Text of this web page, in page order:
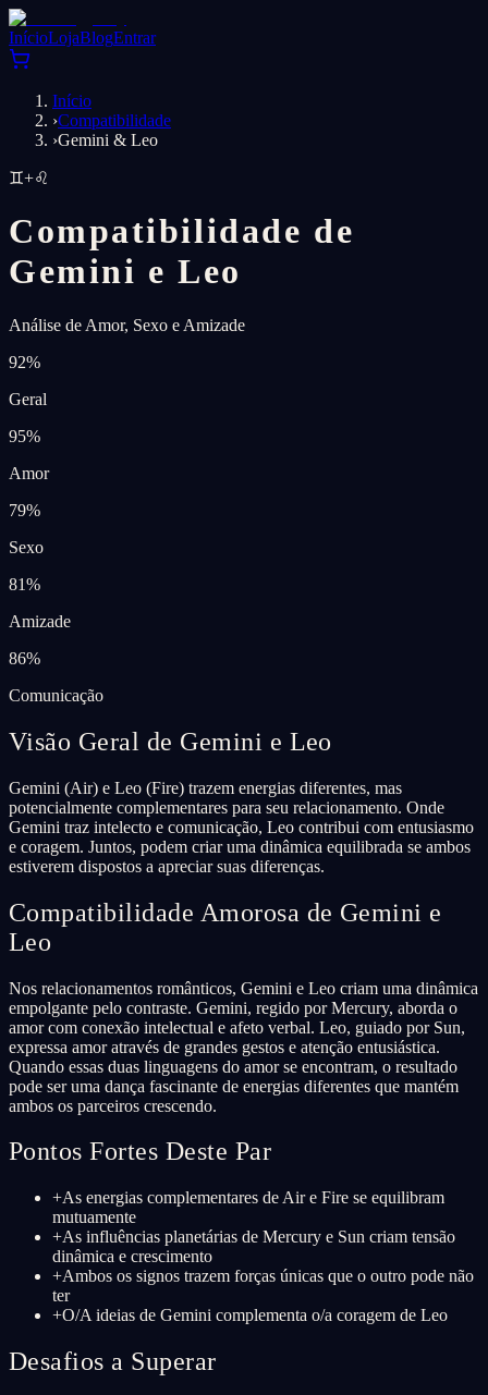
InícioLojaBlogEntrar
Início
›Compatibilidade
›Gemini & Leo
♊+♌
Compatibilidade de
Gemini e Leo
Análise de Amor, Sexo e Amizade
92%
Geral
95%
Amor
79%
Sexo
81%
Amizade
86%
Comunicação
Visão Geral de Gemini e Leo
Gemini (Air) e Leo (Fire) trazem energias diferentes, mas
potencialmente complementares para seu relacionamento. Onde
Gemini traz intelecto e comunicação, Leo contribui com entusiasmo
e coragem. Juntos, podem criar uma dinâmica equilibrada se ambos
estiverem dispostos a apreciar suas diferenças.
Compatibilidade Amorosa de Gemini e
Leo
Nos relacionamentos românticos, Gemini e Leo criam uma dinâmica
empolgante pelo contraste. Gemini, regido por Mercury, aborda o
amor com conexão intelectual e afeto verbal. Leo, guiado por Sun,
expressa amor através de grandes gestos e atenção entusiástica.
Quando essas duas linguagens do amor se encontram, o resultado
pode ser uma dança fascinante de energias diferentes que mantém
ambos os parceiros crescendo.
Pontos Fortes Deste Par
+As energias complementares de Air e Fire se equilibram
mutuamente
+As influências planetárias de Mercury e Sun criam tensão
dinâmica e crescimento
+Ambos os signos trazem forças únicas que o outro pode não
ter
+O/A ideias de Gemini complementa o/a coragem de Leo
Desafios a Superar